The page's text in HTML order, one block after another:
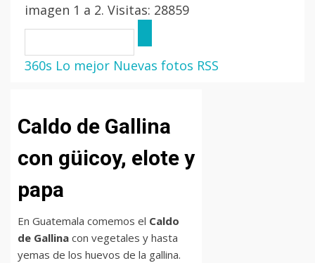
imagen 1 a 2. Visitas: 28859
360s Lo mejor Nuevas fotos RSS
Caldo de Gallina
con güicoy, elote y
papa
En Guatemala comemos el Caldo
de Gallina con vegetales y hasta
yemas de los huevos de la gallina.